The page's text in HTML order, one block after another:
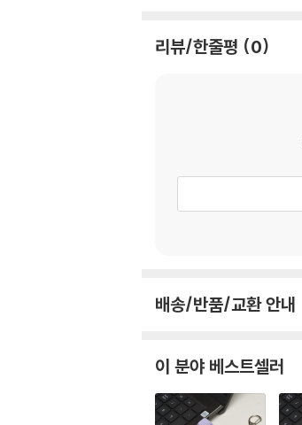
리뷰/한줄평 0
배송/반품/교환 안내
이 분야 베스트셀러